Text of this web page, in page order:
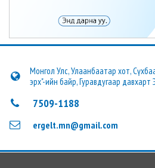
Монгол Улс, Улаанбаатар хот,
эрх"-ийн байр, Гуравдугаар
7509-1188
ergelt.mn@gmail.com